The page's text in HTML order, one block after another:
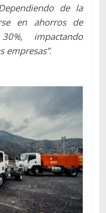
de la
en ahorros de
impactando
empresas”.